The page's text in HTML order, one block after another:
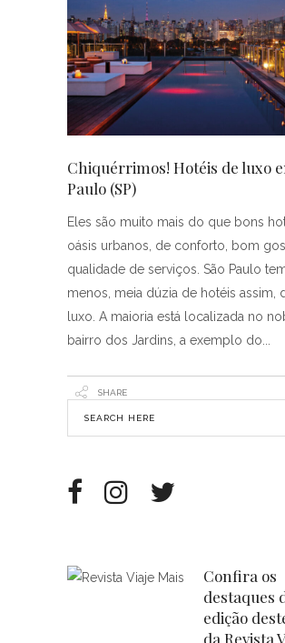
Chiquérrimos! Hotéis de luxo
Paulo (SP)
Eles são muito mais do que bons
oásis urbanos, de conforto, bom
qualidade de serviços. São Paulo
menos, meia dúzia de hotéis assim,
luxo. A maioria está localizada no
bairro dos Jardins, a exemplo do
SHARE
Confira os
destaques
edição
da Revista